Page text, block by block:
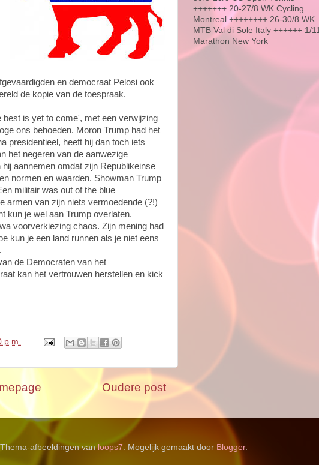
en democraat Pelosi ook
de kopie van de toespraak.
is yet to come', met een verwijzing
ons behoeden. Moron Trump had het
presidentieel, heeft hij dan toch iets
het negeren van de aanwezige
aannemen omdat zijn Republikeinse
normen en waarden. Showman Trump
militair was out of the blue
armen van zijn niets vermoedende (?!)
kun je wel aan Trump overlaten.
voorverkiezing chaos. Zijn mening had
kun je een land runnen als je niet eens
de Democraten van het
kan het vertrouwen herstellen en kick
p.m.
Oudere post
+++++++ 20-27/8 WK Cycling
Montreal ++++++++ 26-30/8 WK
MTB Val di Sole Italy ++++++ 1/11
Marathon New York
afbeeldingen vanloops7. Mogelijk gemaakt door Blogger.